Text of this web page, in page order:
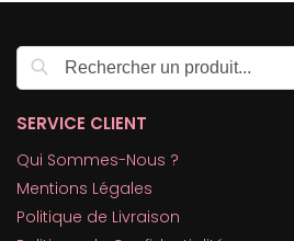
SERVICE CLIENT
Qui Sommes-Nous ?
Mentions Légales
Politique de Livraison